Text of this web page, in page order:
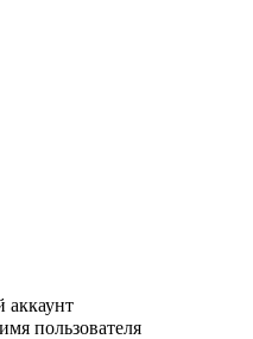
аккаунт
пользователя